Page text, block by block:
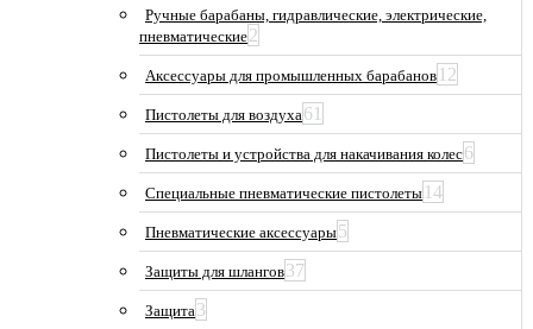
Ручные барабаны, гидравлические, электрические,
пневматические2
Аксессуары для промышленных барабанов 12
Пистолеты для воздуха61
Пистолеты и устройства для накачивания колес6
Специальные пневматические пистолеты 14
Пневматические аксессуары5
Защиты для шлангов37
Защита3